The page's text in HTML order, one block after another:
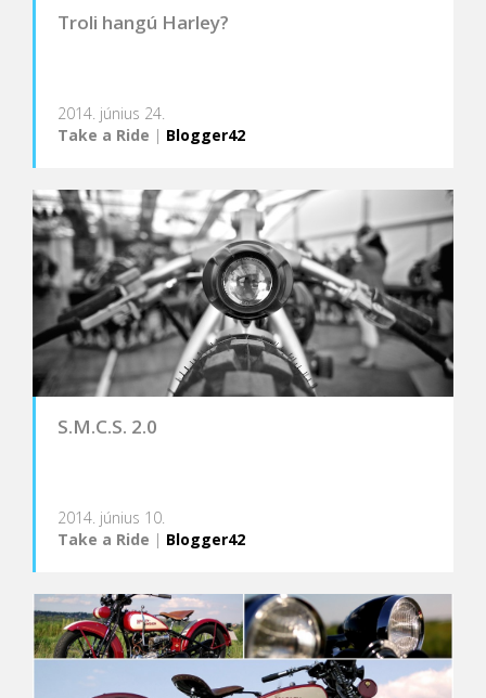
Troli hangú Harley?
2014. június 24.
Take a Ride | Blogger42
S.M.C.S. 2.0
2014. június 10.
Take a Ride | Blogger42